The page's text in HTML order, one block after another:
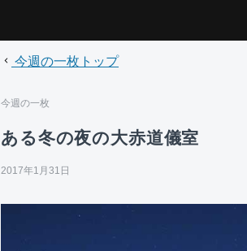
今週の一枚トップ
今週の一枚
ある冬の夜の大赤道儀室
2017年1月31日